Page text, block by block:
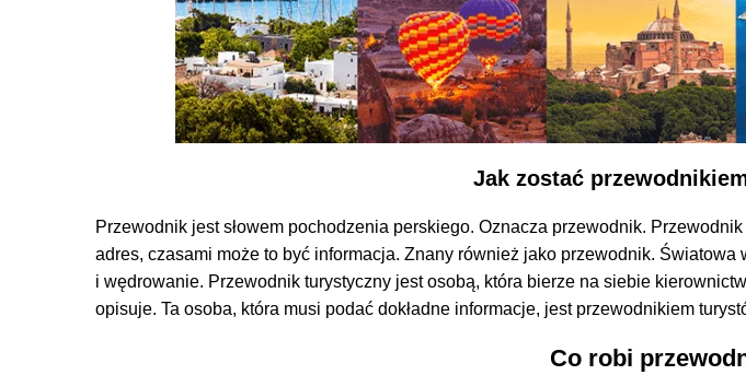
Jak zostać
Przewodnik jest słowem pochodzenia perskiego. Oznacza przewodnik.
adres, czasami może to być informacja. Znany również jako przewodnik.
i wędrowanie. Przewodnik turystyczny jest osobą, która bierze na siebie
opisuje. Ta osoba, która musi podać dokładne informacje, jest przewodnikiem
Co robi